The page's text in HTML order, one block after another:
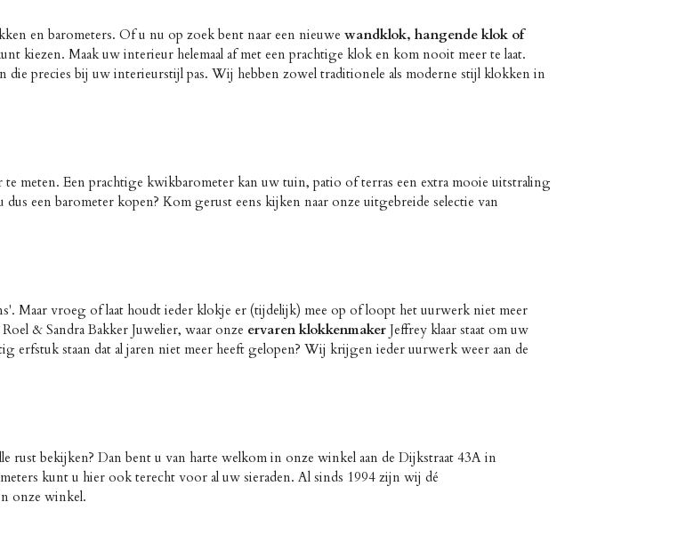
en barometers. Of u nu op zoek bent naar een nieuwe wandklok, hangende klok of
kiezen. Maak uw interieur helemaal af met een prachtige klok en kom nooit meer te laat.
precies bij uw interieurstijl pas. Wij hebben zowel traditionele als moderne stijl klokken in
te meten. Een prachtige kwikbarometer kan uw tuin, patio of terras een extra mooie uitstraling
een barometer kopen? Kom gerust eens kijken naar onze uitgebreide selectie van
Maar vroeg of laat houdt ieder klokje er (tijdelijk) mee op of loopt het uurwerk niet meer
& Sandra Bakker Juwelier, waar onze ervaren klokkenmaker Jeffrey klaar staat om uw
erfstuk staan dat al jaren niet meer heeft gelopen? Wij krijgen ieder uurwerk weer aan de
rust bekijken? Dan bent u van harte welkom in onze winkel aan de Dijkstraat 43A in
kunt u hier ook terecht voor al uw sieraden. Al sinds 1994 zijn wij dé
onze winkel.